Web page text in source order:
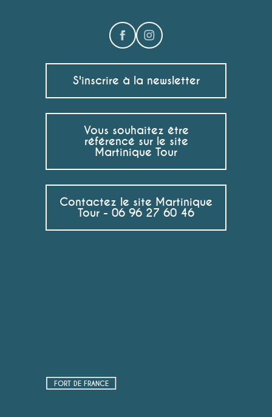
S'inscrire à la newsletter
Vous souhaitez être
référencé sur le site
Martinique Tour
Contactez le site Martinique
Tour - 06 96 27 60 46
FORT DE FRANCE